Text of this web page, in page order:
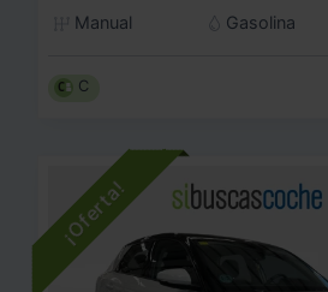
Manual
Gasolina
C